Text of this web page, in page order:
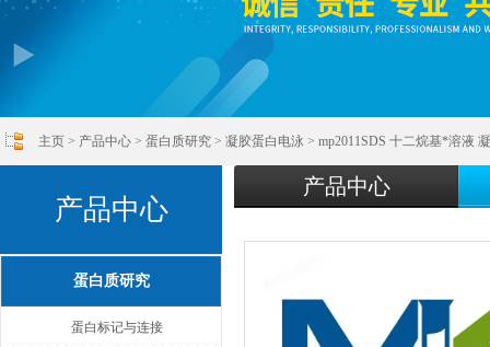
主页 > 产品中心 > 蛋白质研究 > 凝胶蛋白电泳 > mp2011SDS 十二烷基*溶液
产品中心
蛋白质研究
蛋白标记与连接
产品中心